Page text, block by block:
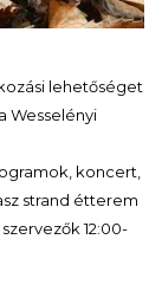
lehetőséget
Wesselényi
koncert,
strand étterem
12:00-